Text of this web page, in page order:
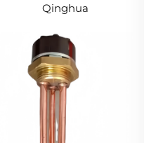
Qinghua